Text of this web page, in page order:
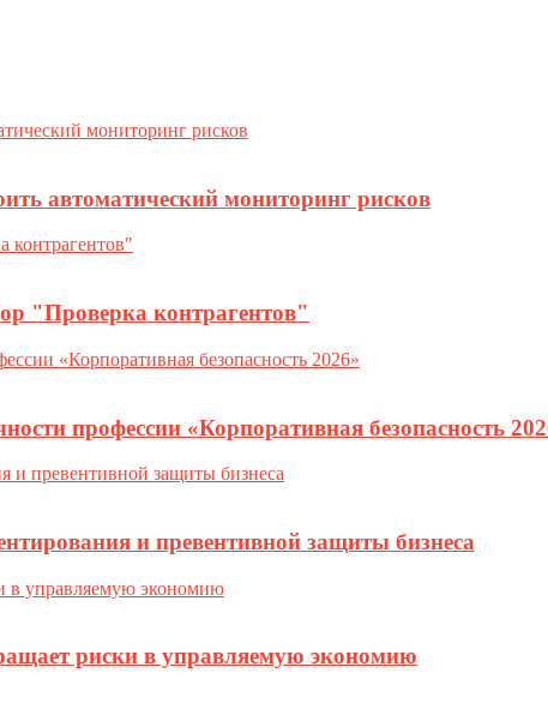
автоматический мониторинг рисков
"Проверка контрагентов"
профессии «Корпоративная безопасность
и превентивной защиты бизнеса
риски в управляемую экономию